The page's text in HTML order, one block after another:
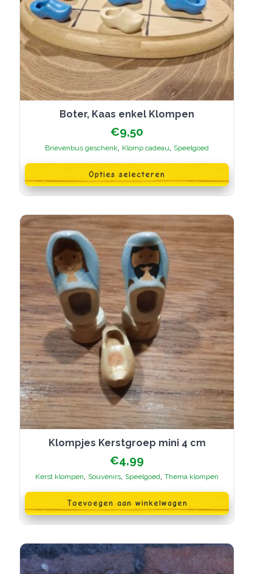
Boter, Kaas enkel Klompen
€9,50
Brievenbus geschenk Klomp cadeau Speelgoed
Opties selecteren
product
heeft
meerdere
variaties.
optie
kan
gekozen
worden
de
productpagina
Klompjes Kerstgroep mini 4 cm
€4,99
Kerst klompen Souvenirs Speelgoed Thema klompen
Toevoegen aan winkelwagen